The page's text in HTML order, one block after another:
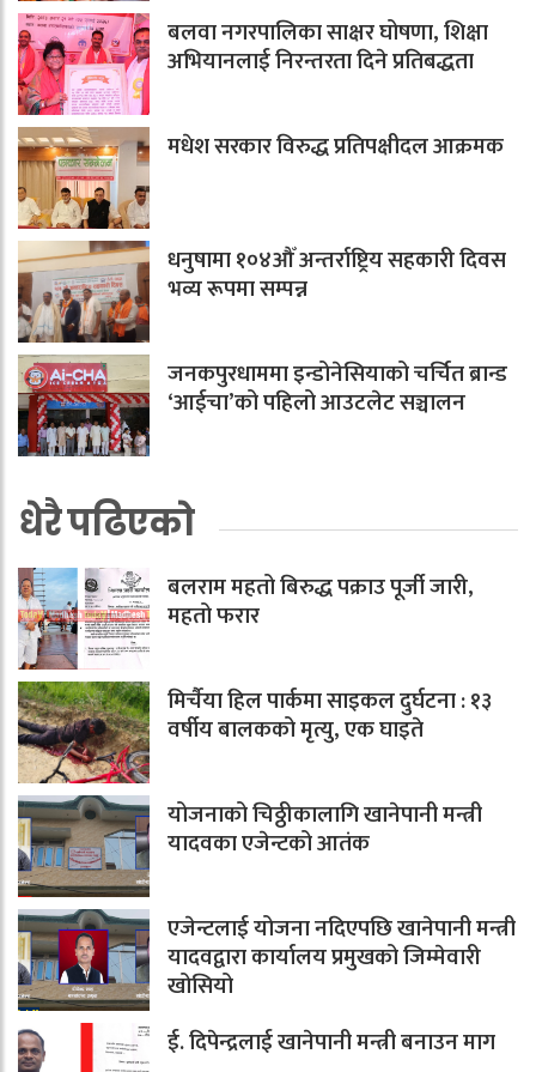
बलवा नगरपालिका साक्षर घोषणा, शिक्षा
अभियानलाई निरन्तरता दिने प्रतिबद्धता
मधेश सरकार विरुद्ध प्रतिपक्षीदल आक्रमक
धनुषामा १०४औँ अन्तर्राष्ट्रिय सहकारी दिवस
भव्य रूपमा सम्पन्न
जनकपुरधाममा इन्डोनेसियाको चर्चित ब्रान्ड
‘आईचा’को पहिलो आउटलेट सञ्चालन
धेरै पढिएको
बलराम महतो बिरुद्ध पक्राउ पूर्जी जारी,
महतो फरार
मिर्चैया हिल पार्कमा साइकल दुर्घटना : १३
वर्षीय बालकको मृत्यु, एक घाइते
योजनाको चिठ्ठीकालागि खानेपानी मन्त्री
यादवका एजेन्टको आतंक
एजेन्टलाई योजना नदिएपछि खानेपानी मन्त्री
यादवद्वारा कार्यालय प्रमुखको जिम्मेवारी
खोसियो
ई. दिपेन्द्रलाई खानेपानी मन्त्री बनाउन माग